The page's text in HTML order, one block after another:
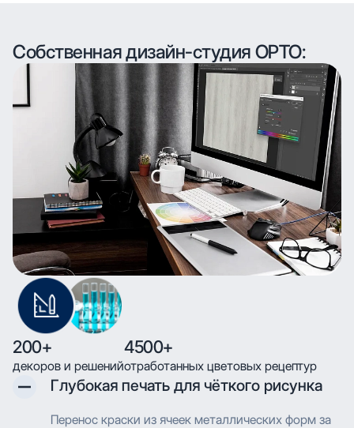
Собственная дизайн-студия ОРТО:
200+
декоров и решений
4500+
отработанных цветовых рецептур
Глубокая печать для чёткого рисунка
Перенос краски из ячеек металлических форм за